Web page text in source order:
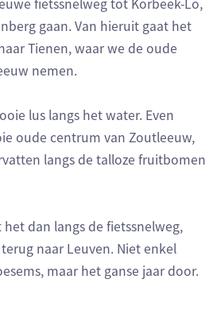
fietssnelweg tot Korbeek-Lo,
gaan. Van hieruit gaat het
Tienen, waar we de oude
nemen.
lus langs het water. Even
oude centrum van Zoutleeuw,
langs de talloze fruitbomen
dan langs de fietssnelweg,
naar Leuven. Niet enkel
maar het ganse jaar door.